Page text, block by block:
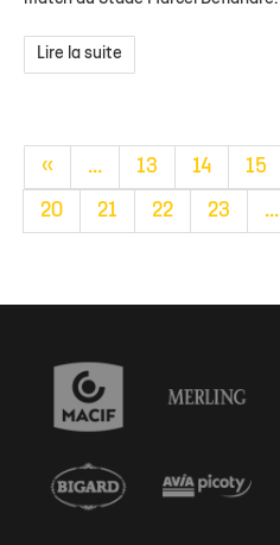
Lire la suite
« ... 13 14 15
20 21 22 23 ...